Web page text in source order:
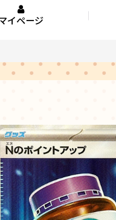
イページ